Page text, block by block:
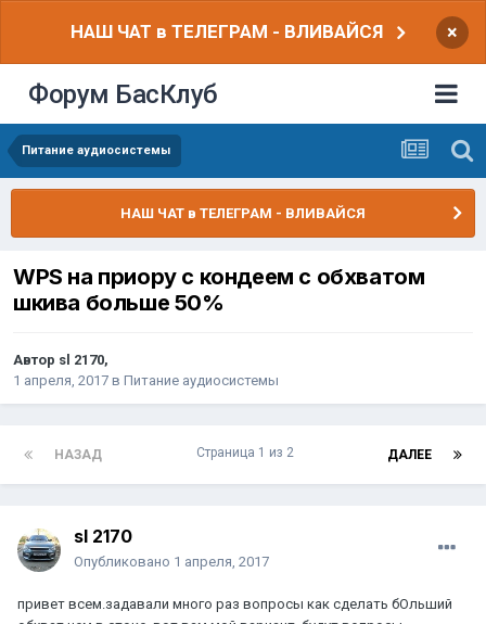
НАШ ЧАТ в ТЕЛЕГРАМ - ВЛИВАЙСЯ ×
Форум БасКлуб
Питание аудиосистемы
НАШ ЧАТ в ТЕЛЕГРАМ - ВЛИВАЙСЯ
WPS на приору с кондеем с обхватом
шкива больше 50%
Автор sl 2170,
1 апреля, 2017 в Питание аудиосистемы
НАЗАД ДАЛЕЕ
Страница 1 из 2
sl 2170
Опубликовано 1 апреля, 2017
привет всем.задавали много раз вопросы как сделать бОльший